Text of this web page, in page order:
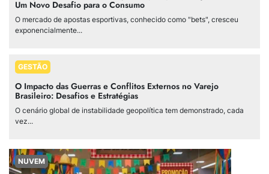
Um Novo Desafio para o Consumo
O mercado de apostas esportivas, conhecido como "bets", cresceu
exponencialmente...
GESTÃO
O Impacto das Guerras e Conflitos Externos no Varejo
Brasileiro: Desafios e Estratégias
O cenário global de instabilidade geopolítica tem demonstrado, cada
vez...
NUVEM